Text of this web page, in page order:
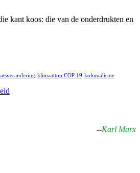
kant koos: die van de onderdrukten en
klimaattop COP 19 kolonialisme
--Karl Marx